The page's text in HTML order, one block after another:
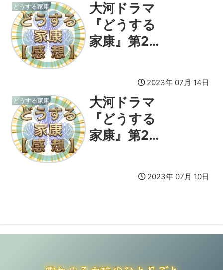
どうする家康
大河ドラマ
『どうする
家康』第25
2023年 07月 14日
どうする家康
大河ドラマ
『どうする
家康』第24
2023年 07月 10日